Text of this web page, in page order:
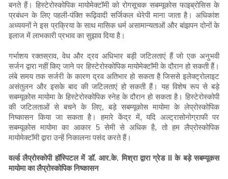
बनते हैं। हिस्टेरोस्कोपिक मायोमेक्टॉमी को रोगसूचक सबम्यूकोस फाइब्रोसिस के
प्रबंधन के लिए पहली-पंक्ति रूढ़िवादी सर्जिकल थेरेपी माना जाता है। अधिकांश
अध्ययनों ने इस प्रक्रिया के साथ मासिक धर्म असामान्यताओं और बांझपन दोनों के
इलाज में लाभकारी प्रभाव का सुझाव दिया है।
गर्भाशय रक्तस्राव, वेध और द्रव अधिभार बड़ी जटिलताएं हैं जो एक अनुभवी
सर्जन द्वारा नहीं किए जाने पर हिस्टेरोस्कोपिक मायोमेक्टॉमी के दौरान हो सकती हैं।
लंबे समय तक सर्जरी के कारण द्रव अतिभार हो सकता है जिससे इलेक्ट्रोलाइट
असंतुलन और इसके बाद की जटिलताएं हो सकती हैं। यह विशेष रूप से बड़े
सबम्यूकोस मायोमा के हिस्टेरोस्कोपिक स्नेह के दौरान हो सकता है। हिस्टेरोस्कोपी
की जटिलताओं से बचने के लिए, बड़े सबम्यूकोस मायोमा के लेप्रोस्कोपिक
निष्कासन किया जा सकता है। हमारे केंद्र में, यदि अल्ट्रासोनोग्राफी पर
सबम्यूकोस मायोमा का आकार 5 सेमी से अधिक है, तो हम लैप्रोस्कोपिक
मायोमेक्टॉमी द्वारा उन्हें निकालना पसंद करते हैं।
वर्ल्ड लैप्रोस्कोपी हॉस्पिटल में डॉ. आर.के. मिश्रा द्वारा ग्रेड II के बड़े सबम्यूकस
मायोमा का लैप्रोस्कोपिक निष्कासन